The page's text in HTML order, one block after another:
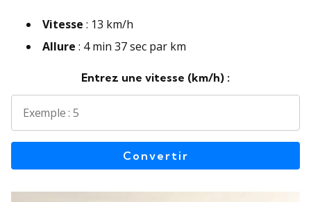
Vitesse : 13 km/h
Allure : 4 min 37 sec par km
Entrez une vitesse (km/h) :
Convertir